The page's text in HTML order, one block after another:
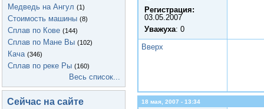
Медведь на Ангул (1)
Стоимость машины (8)
Сплав по Кове (144)
Сплав по Мане Вы (102)
Кача (346)
Сплав по реке Ры (160)
Весь список...
Сейчас на сайте
Регистрация:
03.05.2007
Уважуха: 0
Вверх
18 мая, 2007 - 13:34